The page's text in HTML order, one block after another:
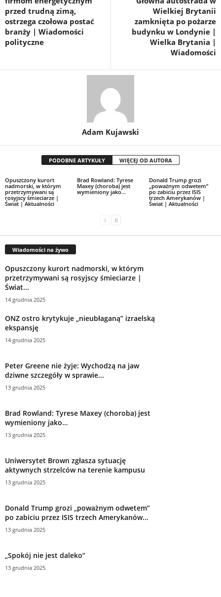
przed trudną zimą,
ostrzega czołowa postać
branży | Wiadomości
polityczne
Wielkiej Brytanii
zamknięta po pożarze
budynku w Londynie |
Wielka Brytania |
Wiadomości
Adam Kujawski
PODOBNE ARTYKUŁY WIĘCEJ OD AUTORA
Opuszczony kurort
nadmorski, w którym
przetrzymywani są
rosyjscy śmieciarze |
Świat | Aktualności
Brad Rowland: Tyrese
Maxey (choroba) jest
wymieniony jako…
Donald Trump grozi
„poważnym odwetem”
po zabiciu przez ISIS
trzech Amerykanów |
Świat | Aktualności
Wiadomości na żywo
Opuszczony kurort nadmorski, w którym
przetrzymywani są rosyjscy śmieciarze |
Świat...
14 grudnia 2025
ONZ ostro krytykuje „nieubłaganą” izraelską
ekspansję
14 grudnia 2025
Peter Greene nie żyje: Wychodzą na jaw
dziwne szczegóły w sprawie...
13 grudnia 2025
Brad Rowland: Tyrese Maxey (choroba) jest
wymieniony jako…
13 grudnia 2025
Uniwersytet Brown zgłasza sytuację
aktywnych strzelców na terenie kampusu
13 grudnia 2025
Donald Trump grozi „poważnym odwetem”
po zabiciu przez ISIS trzech Amerykanów...
13 grudnia 2025
„Spokój nie jest daleko”
13 grudnia 2025